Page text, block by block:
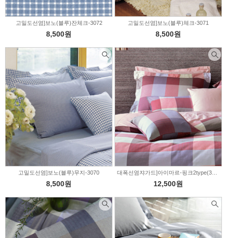
고밀도선염]보노(블루)잔체크-3072
8,500원
고밀도선염]보노(블루)체크-3071
8,500원
고밀도선염]보노(블루)무지-3070
8,500원 12,500원